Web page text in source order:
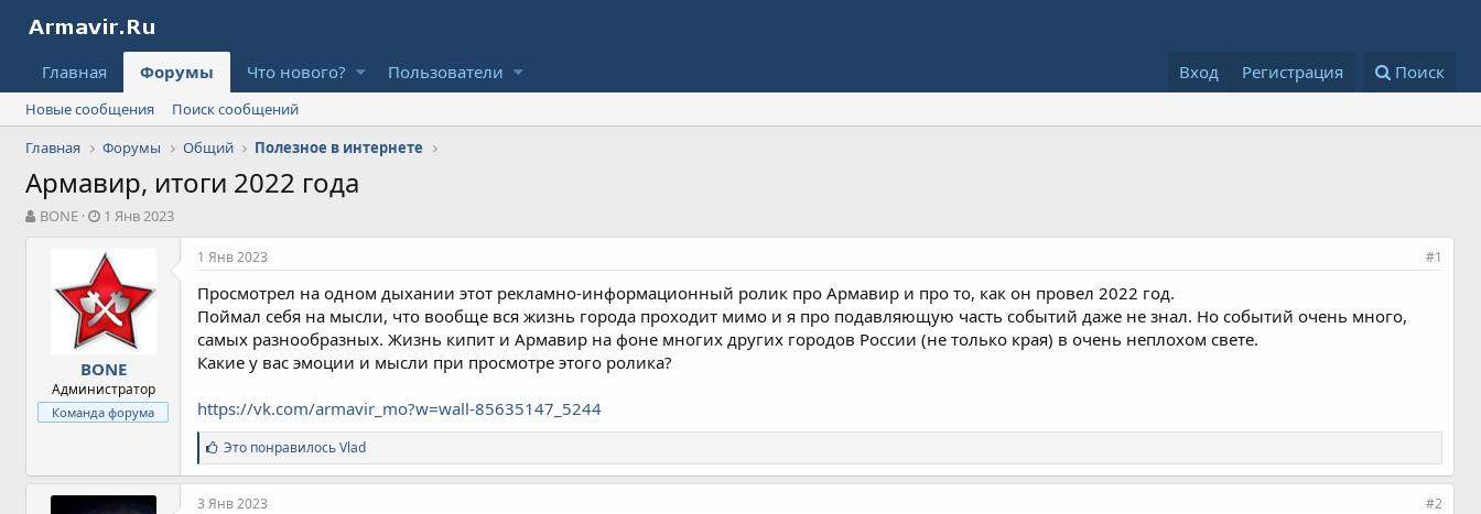
Главная Форумы Что нового? Пользователи Вход Регистрация Поиск
Новые сообщения
Поиск сообщений
Главная
Форумы Общий Полезное в интернете
Армавир, итоги 2022 года
А
BONE
Д
т
а
н
а
ч
л
а
1 Янв 2023
BONE
Администратор
Команда форума
1 Янв 2023 #1
Просмотрел на одном дыхании этот рекламно-информационный ролик про Армавир и про то, как он провел 2022 год.
Поймал себя на мысли, что вообще вся жизнь города проходит мимо и я про подавляющую часть событий даже не знал. Но событий очень много,
самых разнообразных. Жизнь кипит и Армавир на фоне многих других городов России (не только края) в очень неплохом свете.
Какие у вас эмоции и мысли при просмотре этого ролика?
https://vk.com/armavir_mo?w=wall-85635147_5244
С
и
м
п
Это понравилосьVlad
3 Янв 2023 #2